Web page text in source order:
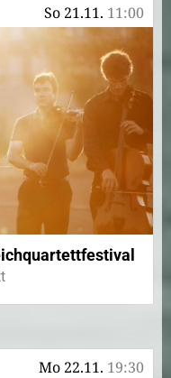
So 21.11. 11:00
Mo 22.11. 19:30